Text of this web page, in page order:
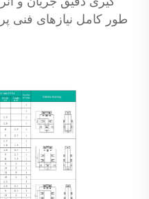
طور کامل نیازهای فنی